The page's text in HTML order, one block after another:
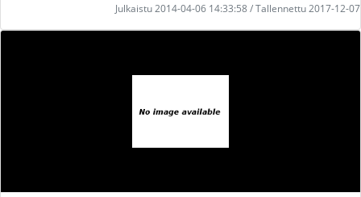
Julkaistu 2014-04-06 14:33:58 / Tallennettu 2017-12-07